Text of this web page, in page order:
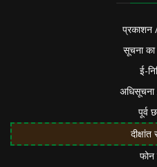
प्रकाशन
सूचना का
ई-
अधिसूचना
पूर्व
दीक्षांत